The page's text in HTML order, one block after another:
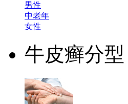
男性
中老年
女性
牛皮癣分型